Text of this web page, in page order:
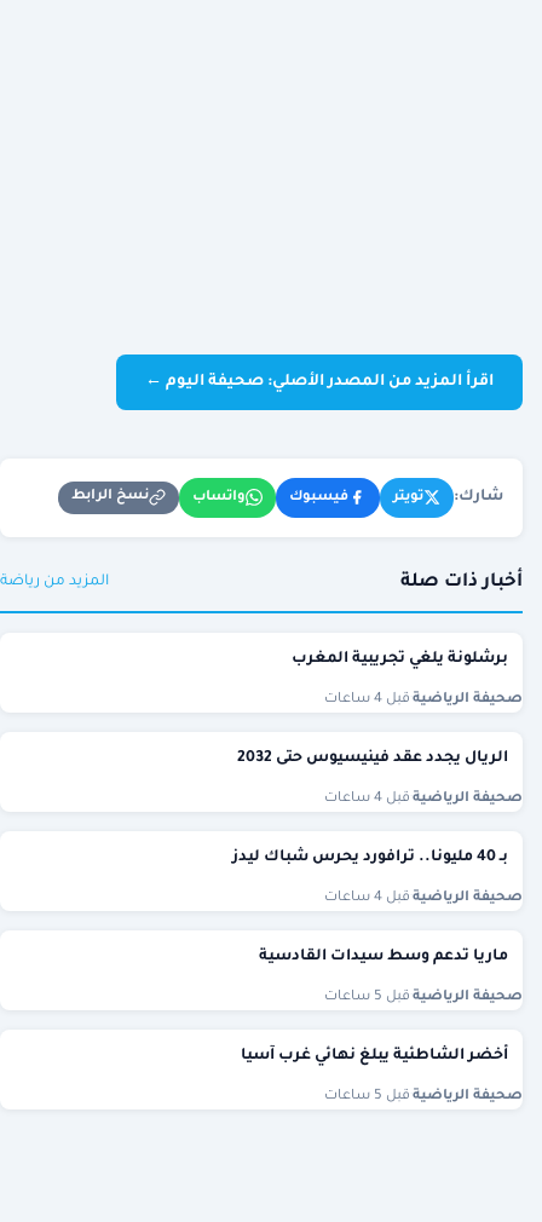
اقرأ المزيد من المصدر الأصلي: صحيفة اليوم ←
شارك: تويتر فيسبوك واتساب نسخ الرابط
أخبار ذات صلة المزيد من رياضة
برشلونة يلغي تجريبية المغرب
صحيفة الرياضية قبل 4 ساعات
الريال يجدد عقد فينيسيوس حتى 2032
صحيفة الرياضية قبل 4 ساعات
بـ 40 مليونا.. ترافورد يحرس شباك ليدز
صحيفة الرياضية قبل 4 ساعات
ماريا تدعم وسط سيدات القادسية
صحيفة الرياضية قبل 5 ساعات
أخضر الشاطئية يبلغ نهائي غرب آسيا
صحيفة الرياضية قبل 5 ساعات